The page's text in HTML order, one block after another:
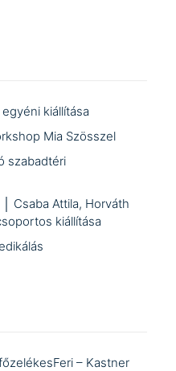
kiállítása
Mia Szösszel
szabadtéri
Csaba Attila, Horváth
kiállítása
– Kastner